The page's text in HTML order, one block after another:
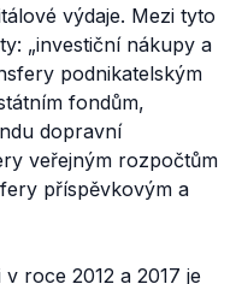
výdaje. Mezi tyto
„investiční nákupy a
podnikatelským
fondům,
dopravní
veřejným rozpočtům
příspěvkovým a
roce 2012 a 2017 je